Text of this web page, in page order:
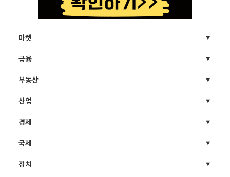
마켓
금융
부동산
산업
경제
국제
정치